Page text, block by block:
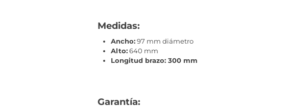
Medidas:
Ancho:97 mm diámetro
Alto:640 mm
Longitud brazo: 300 mm
Garantía: